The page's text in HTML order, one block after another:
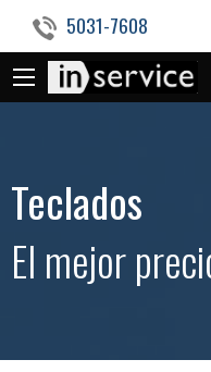
5031-7608
Teclados
El mejor